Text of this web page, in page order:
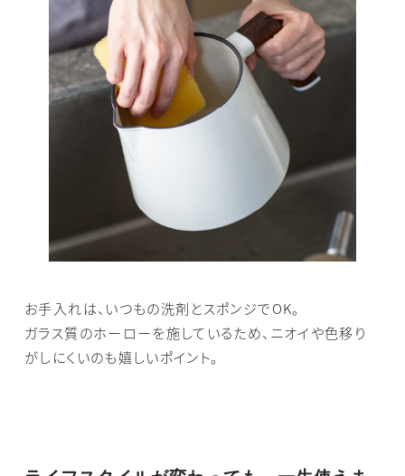
お手入れは、いつもの洗剤とスポンジでOK。
ガラス質のホーローを施しているため、ニオイや色移り
がしにくいのも嬉しいポイント。